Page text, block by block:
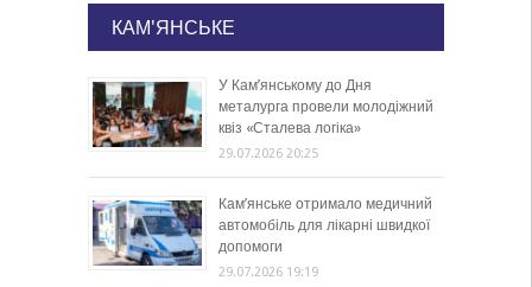
КАМ'ЯНСЬКЕ
У Кам’янському до Дня
металурга провели молодіжний
квіз «Сталева логіка»
29.07.2026 20:25
Кам’янське отримало медичний
автомобіль для лікарні швидкої
допомоги
29.07.2026 19:19